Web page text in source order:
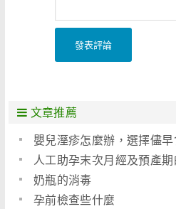
發表評論
文章推薦
嬰兒溼疹怎麼辦，選擇儘
人工助孕末次月經及預產
奶瓶的消毒
孕前檢查些什麼